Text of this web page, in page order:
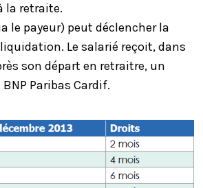
la retraite.
le payeur) peut déclencher la
Le salarié reçoit, dans
son départ en retraitre, un
Paribas Cardif.